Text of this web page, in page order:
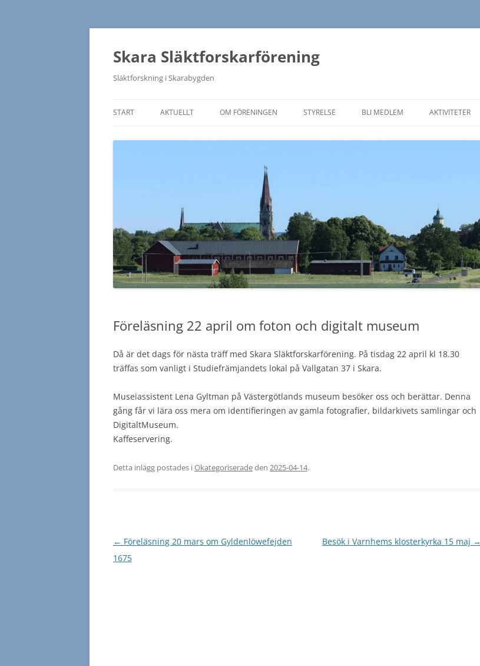
Hoppa
innehåll
Skara Släktforskarförening
Släktforskning i Skarabygden
START AKTUELLT OM FÖRENINGEN STYRELSE BLI MEDLEM AKTIVITETER
Föreläsning 22 april om foton och digitalt museum
Då är det dags för nästa träff med Skara Släktforskarförening. På tisdag 22 april kl 18.30
träffas som vanligt i Studiefrämjandets lokal på Vallgatan 37 i Skara.
Museiassistent Lena Gyltman på Västergötlands museum besöker oss och berättar. Denna
gång får vi lära oss mera om identifieringen av gamla fotografier, bildarkivets samlingar och
DigitaltMuseum.
Kaffeservering.
Detta inlägg postades iOkategoriseradeden 2025-04-14.
Inläggsnavigering
← Föreläsning 20 mars om Gyldenlöwefejden
1675
Besök i Varnhems klosterkyrka 15 maj →